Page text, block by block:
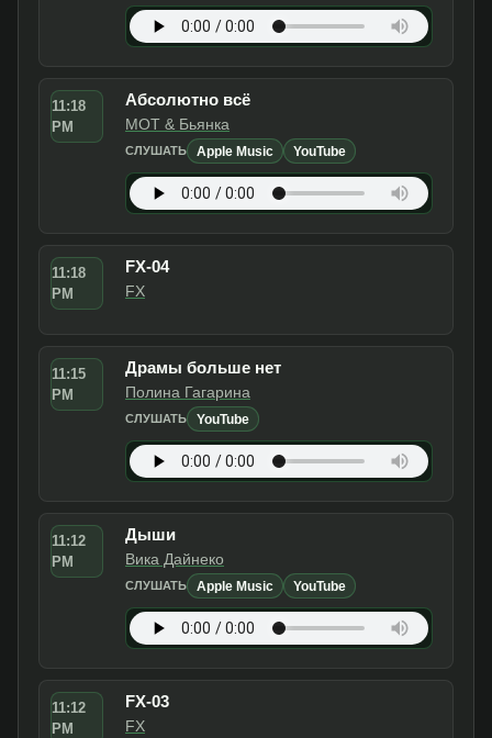
11:18
PM
Абсолютно всё
МОТ & Бьянка
СЛУШАТЬ Apple Music YouTube
11:18
PM
FX-04
FX
11:15
PM
Драмы больше нет
Полина Гагарина
СЛУШАТЬ YouTube
11:12
PM
Дыши
Вика Дайнеко
СЛУШАТЬ Apple Music YouTube
11:12
PM
FX-03
FX